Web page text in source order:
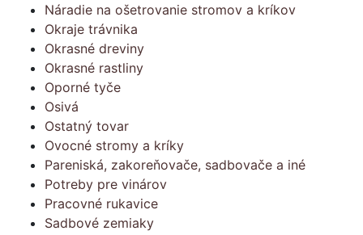
Náradie na ošetrovanie stromov a kríkov
Okraje trávnika
Okrasné dreviny
Okrasné rastliny
Oporné tyče
Osivá
Ostatný tovar
Ovocné stromy a kríky
Pareniská, zakoreňovače, sadbovače a iné
Potreby pre vinárov
Pracovné rukavice
Sadbové zemiaky